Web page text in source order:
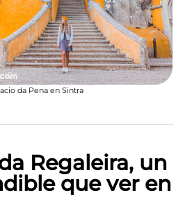
da Pena en Sintra
Regaleira, un
que ver en